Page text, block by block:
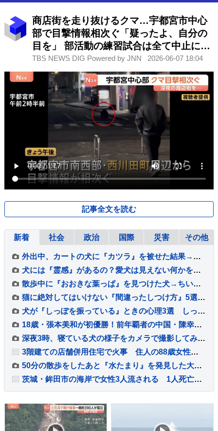
商店街を走り抜けるクマ…宇都宮市中心
部で目撃情報相次ぐ「疑ったよ、自分の
目を」 部活動の練習試合は全て中止に
現在もクマの行方分からず
TBS NEWS DIG Powered by JNN 2026-06-07 18:04
記事全文を読む
新着 社会 政治 国際 災害 その他
外出中、カートの犬に『カツラ』を被せた結果→通りすがりの人に『赤ちゃん』と勘違いされて…『思わず納得する光景』とまんざらでもない顔に反響
犬には『霊感』があるの？愛犬は見えない何かを感知している？異様な行動の意味まで解説
散歩中に『おおきな葉っぱ』を見つけた犬→ちいさな体で一生懸命に…『誇らしげな光景』が可愛すぎると8万再生「宝物見つけたね」「お土産かな」
猫に絶対してはいけない『間違ったしつけ方』5選 悪影響を及ぼす理由や正しい教え方を解説
犬が『しっぽを振っている』ときの心理3選 しっぽの動きから愛犬の感情を読み取る方法とは？
18歳・張本美和が初優勝！前年覇者の中国・陳幸同に4ー2で勝利【WTTチャンピオンズ横浜】
深夜3時、寝ている犬の様子をカメラで撮影してみた結果→お水のお皿に頭を…予想外だったハプニングが15万再生「帽子で草」「プハッｗｗ」
3階建ての店舗併用住宅で火事 住人の88歳女性が死亡
50分の散歩をしたあと『水たまり』を発見した大型犬…思わず同情する『まさかの行動』に反響「やってくれましたねｗ」「問題児っぷりが魅力」
茨城・鉾田市の海岸で女性3人流される 1人死亡、1人重体 現場は人工岬「ヘッドランド」近くで遊泳禁止エリア